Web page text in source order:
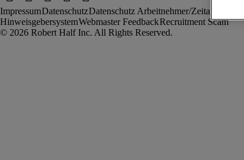
ImpressumDatenschutzDatenschutz Arbeitnehmer/
HinweisgebersystemWebmaster FeedbackRecruitment Scam